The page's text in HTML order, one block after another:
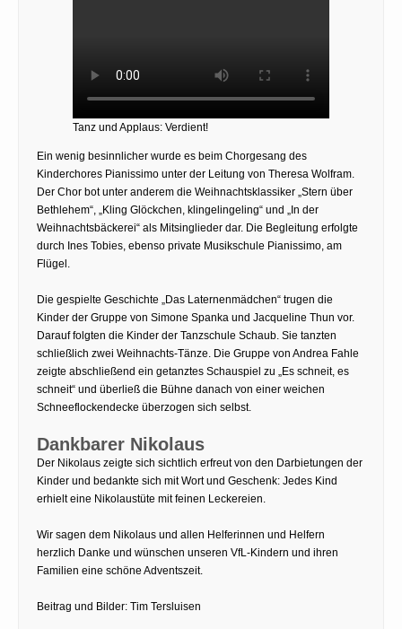
Tanz und Applaus: Verdient!
Ein wenig besinnlicher wurde es beim Chorgesang des
Kinderchores Pianissimo unter der Leitung von Theresa Wolfram.
Der Chor bot unter anderem die Weihnachtsklassiker „Stern über
Bethlehem“, „Kling Glöckchen, klingelingeling“ und „In der
Weihnachtsbäckerei“ als Mitsinglieder dar. Die Begleitung erfolgte
durch Ines Tobies, ebenso private Musikschule Pianissimo, am
Flügel.
Die gespielte Geschichte „Das Laternenmädchen“ trugen die
Kinder der Gruppe von Simone Spanka und Jacqueline Thun vor.
Darauf folgten die Kinder der Tanzschule Schaub. Sie tanzten
schließlich zwei Weihnachts-Tänze. Die Gruppe von Andrea Fahle
zeigte abschließend ein getanztes Schauspiel zu „Es schneit, es
schneit“ und überließ die Bühne danach von einer weichen
Schneeflockendecke überzogen sich selbst.
Dankbarer Nikolaus
Der Nikolaus zeigte sich sichtlich erfreut von den Darbietungen der
Kinder und bedankte sich mit Wort und Geschenk: Jedes Kind
erhielt eine Nikolaustüte mit feinen Leckereien.
Wir sagen dem Nikolaus und allen Helferinnen und Helfern
herzlich Danke und wünschen unseren VfL-Kindern und ihren
Familien eine schöne Adventszeit.
Beitrag und Bilder: Tim Tersluisen